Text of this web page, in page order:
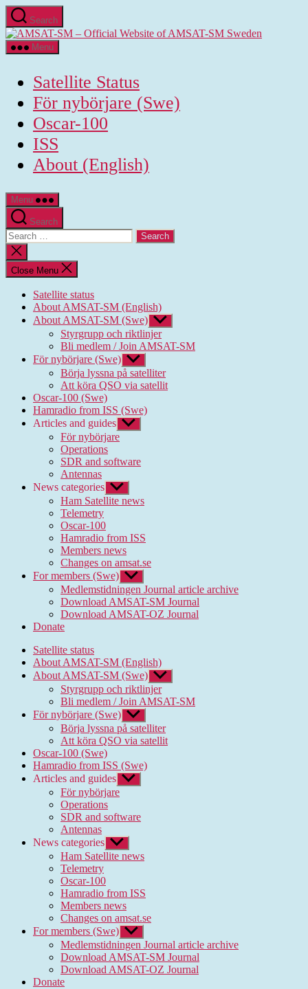
Skip
to
the
content
Search
Menu
Satellite Status
För nybörjare (Swe)
Oscar-100
ISS
About (English)
Menu
Search
Search
for:
Close
search
Close Menu
Satellite status
About AMSAT-SM (English)
About AMSAT-SM (Swe) Show
sub
menu
Styrgrupp och riktlinjer
Bli medlem / Join AMSAT-SM
För nybörjare (Swe) Show
sub
menu
Börja lyssna på satelliter
Att köra QSO via satellit
Oscar-100 (Swe)
Hamradio from ISS (Swe)
Articles and guides Show
sub
För nybörjare
Operations
SDR and software
Antennas
News categories Show
sub
menu
Ham Satellite news
Telemetry
Oscar-100
Hamradio from ISS
Members news
Changes on amsat.se
For members (Swe) Show
sub
menu
Medlemstidningen Journal article archive
Download AMSAT-SM Journal
Download AMSAT-OZ Journal
Donate
Satellite status
About AMSAT-SM (English)
About AMSAT-SM (Swe) Show
sub
menu
Styrgrupp och riktlinjer
Bli medlem / Join AMSAT-SM
För nybörjare (Swe) Show
sub
menu
Börja lyssna på satelliter
Att köra QSO via satellit
Oscar-100 (Swe)
Hamradio from ISS (Swe)
Articles and guides Show
sub
För nybörjare
Operations
SDR and software
Antennas
News categories Show
sub
menu
Ham Satellite news
Telemetry
Oscar-100
Hamradio from ISS
Members news
Changes on amsat.se
For members (Swe) Show
sub
menu
Medlemstidningen Journal article archive
Download AMSAT-SM Journal
Download AMSAT-OZ Journal
Donate